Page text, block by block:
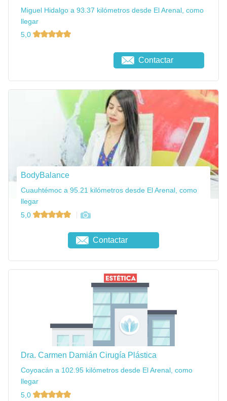
Miguel Hidalgo a 93.37 kilómetros desde El Arenal, como
llegar
5,0
Contactar
BodyBalance
Cuauhtémoc a 95.21 kilómetros desde El Arenal, como
llegar
5,0
Contactar
Dra. Carmen Damián Cirugía Plástica
Coyoacán a 102.95 kilómetros desde El Arenal, como
llegar
5,0